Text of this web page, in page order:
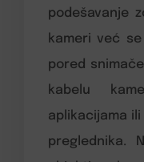
podešavanje
kameri već
pored
kabelu
aplikacijama
preglednika.